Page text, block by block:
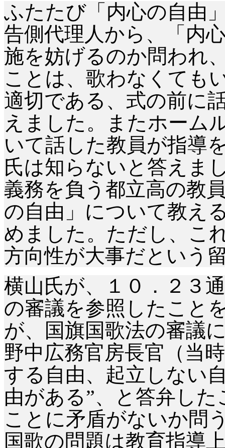
ふたたび「内心の自由
告側代理人から、「内
施を妨げるのか問われ
ことは、歌わなくても
適切である、式の前に
えました。またホーム
いて話した教員が指導
氏は知らないと答えま
義務を負う都立高の教
の自由」について教え
めました。ただし、こ
方向性が大事だという
横山氏が、１０．２３
の審議を参照したこと
が、国旗国歌法の審議
野中広務官房長官（当
する自由、起立しない
由がある”、と答弁し
ことに矛盾がないか問
国歌の問題は教育指導